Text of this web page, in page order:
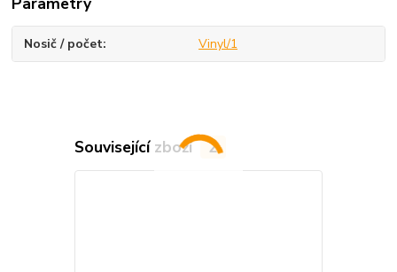
Nosič / počet Vinyl/1
Související zboží 2